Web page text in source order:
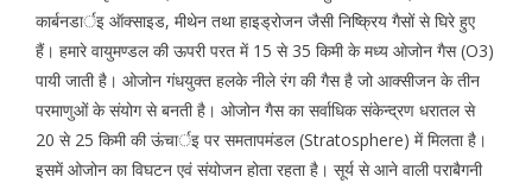
कार्बनडार्इ ऑक्साइड, मीथेन तथा हाइड्रोजन जैसी निष्क्रिय गैसों से घिरे हुए
हैं। हमारे वायुमण्डल की ऊपरी परत में 15 से 35 किमी के मध्य ओजोन गैस (O3)
पायी जाती है। ओजोन गंधयुक्त हलके नीले रंग की गैस है जो आक्सीजन के तीन
परमाणुओं के संयोग से बनती है। ओजोन गैस का सर्वाधिक संकेन्द्रण धरातल से
20 से 25 किमी की ऊंचार्इ पर समतापमंडल (Stratosphere) में मिलता है।
इसमें ओजोन का विघटन एवं संयोजन होता रहता है। सूर्य से आने वाली पराबैगनी